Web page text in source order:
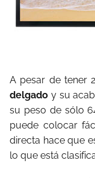
A pesar de tener
delgado y su
su peso de sólo
puede colocar
directa hace que
lo que está